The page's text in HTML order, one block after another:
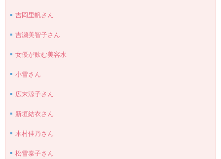
吉岡里帆さん
吉瀬美智子さん
女優が飲む美容水
小雪さん
広末涼子さん
新垣結衣さん
木村佳乃さん
松雪泰子さん